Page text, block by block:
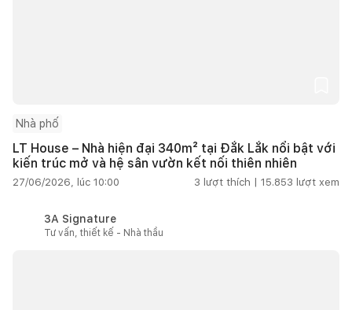
Nhà phố
LT House – Nhà hiện đại 340m² tại Đắk Lắk nổi bật với
kiến trúc mở và hệ sân vườn kết nối thiên nhiên
27/06/2026, lúc 10:00 3 lượt thích | 15.853 lượt xem
3A Signature
Tư vấn, thiết kế - Nhà thầu